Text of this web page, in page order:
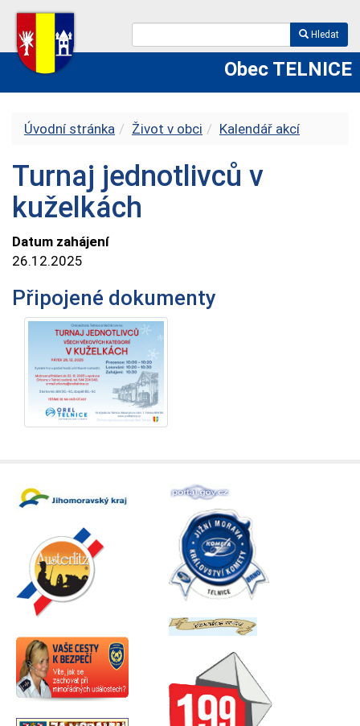
Hledat
Obec TELNICE
Úvodní stránka Život v obci Kalendář akcí
Turnaj jednotlivců v
kuželkách
Datum zahájení
26.12.2025
Připojené dokumenty